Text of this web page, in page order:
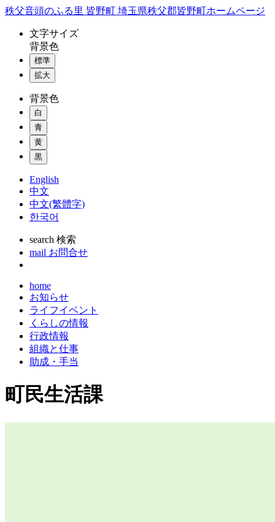
コ
秩父音頭のふる里 皆野町 埼玉県秩父郡皆野町ホームページ
文字サイズ
背景色
標準
拡大
背景色
白
青
黄
黒
English
中文
中文(繁體字)
한국어
search 検索
mail お問合せ
home
お知らせ
ライフイベント
くらしの情報
行政情報
組織と仕事
助成・手当
町民生活課